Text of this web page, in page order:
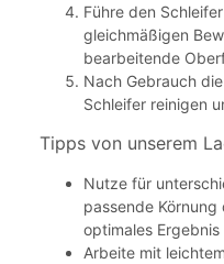
Führe den
gleichmäßigen
bearbeitende
Nach Gebrauch
Schleifer reinigen
Tipps von unserem
Nutze für
passende
optimales Ergebnis
Arbeite mit